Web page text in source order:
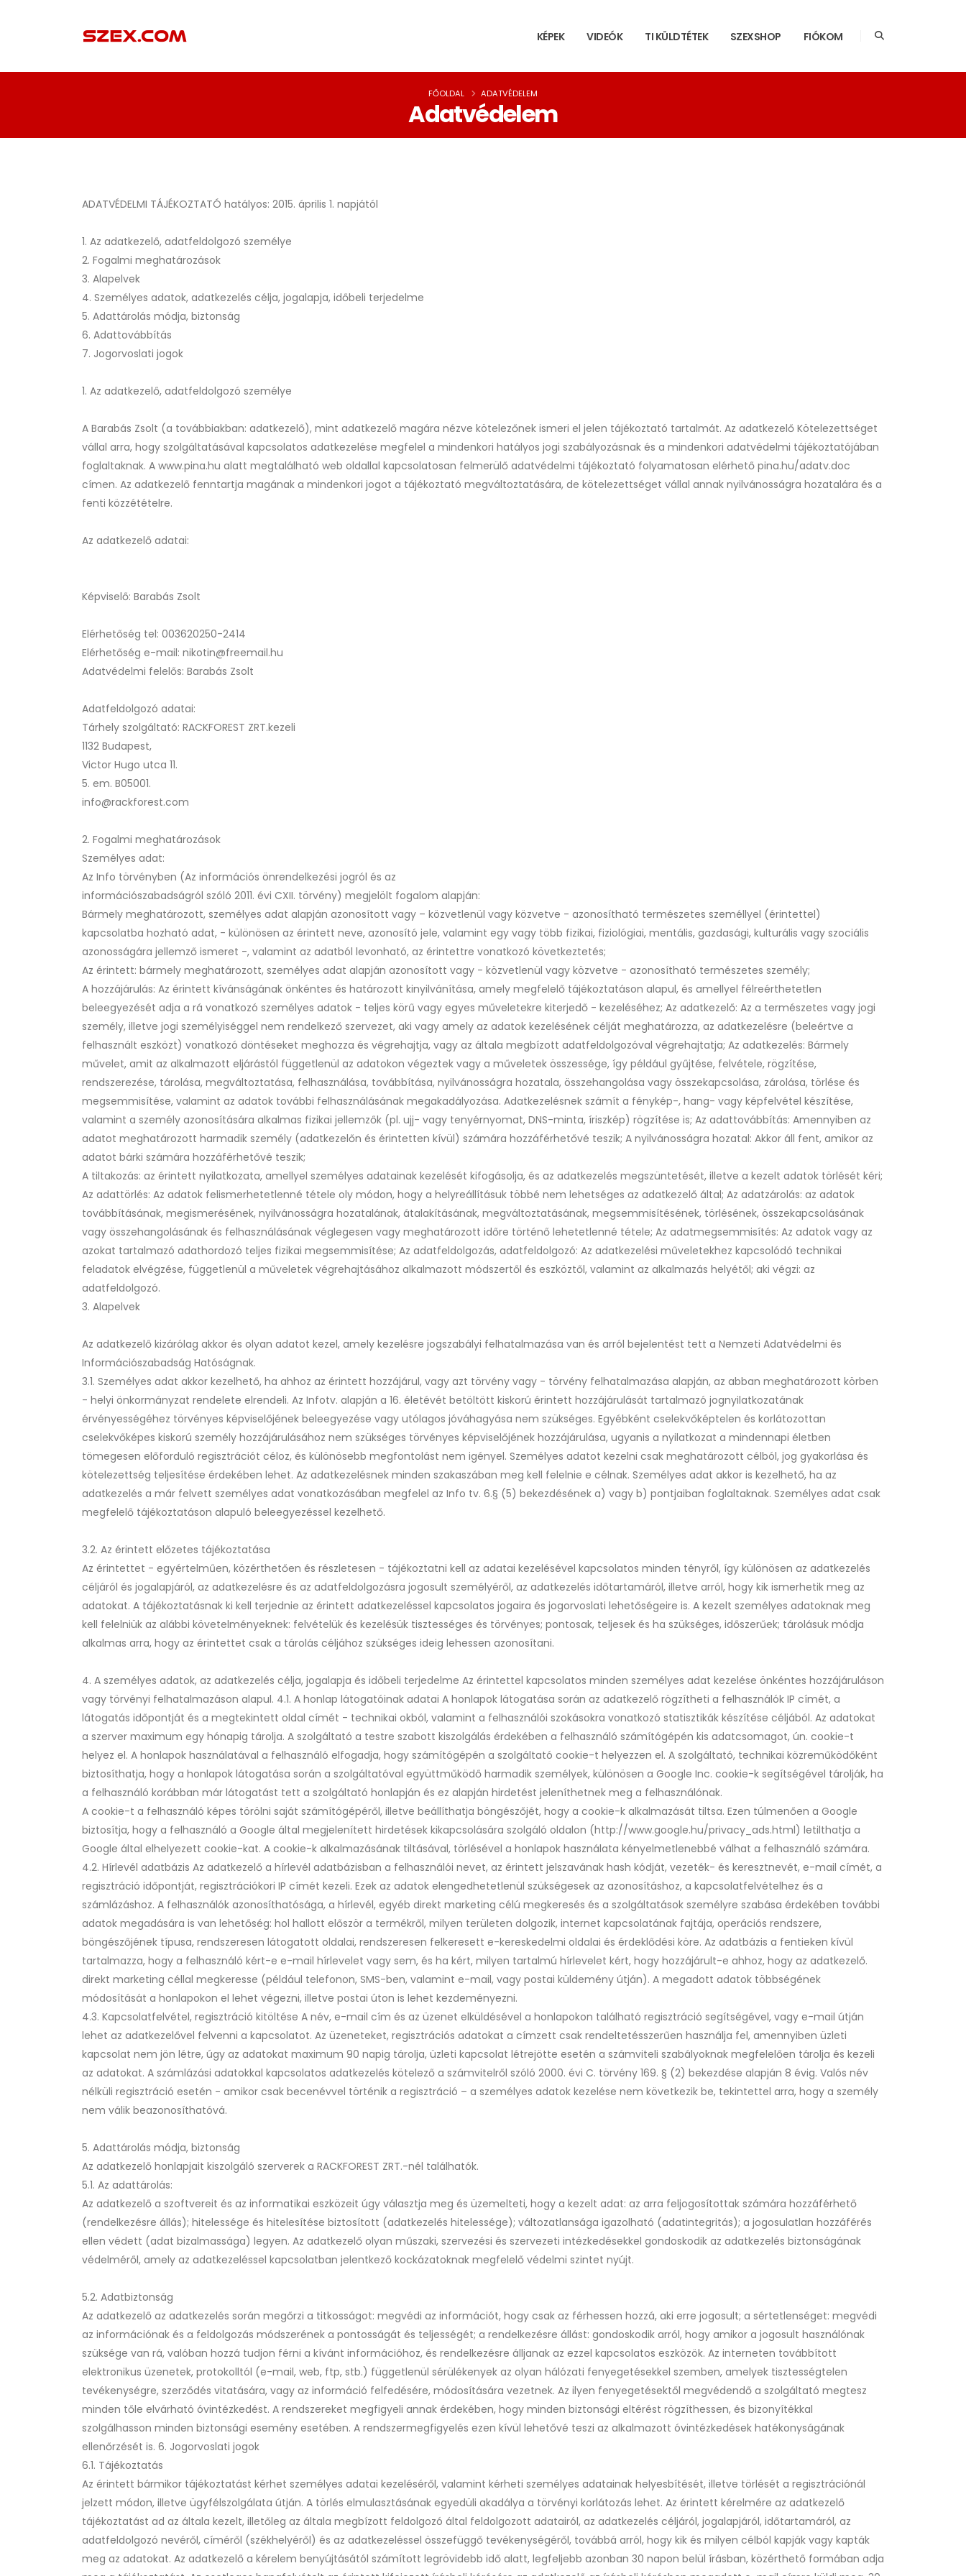
KÉPEK VIDEÓK TI KÜLDTÉTEK SZEXSHOP FIÓKOM
Adatvédelem
FŐOLDAL ADATVÉDELEM
ADATVÉDELMI TÁJÉKOZTATÓ hatályos: 2015. április 1. napjától
1. Az adatkezelő, adatfeldolgozó személye
2. Fogalmi meghatározások
3. Alapelvek
4. Személyes adatok, adatkezelés célja, jogalapja, időbeli terjedelme
5. Adattárolás módja, biztonság
6. Adattovábbítás
7. Jogorvoslati jogok
1. Az adatkezelő, adatfeldolgozó személye
A Barabás Zsolt (a továbbiakban: adatkezelő), mint adatkezelő magára nézve kötelezőnek ismeri el jelen tájékoztató tartalmát. Az adatkezelő Kötelezettséget
vállal arra, hogy szolgáltatásával kapcsolatos adatkezelése megfelel a mindenkori hatályos jogi szabályozásnak és a mindenkori adatvédelmi tájékoztatójában
foglaltaknak. A www.pina.hu alatt megtalálható web oldallal kapcsolatosan felmerülő adatvédelmi tájékoztató folyamatosan elérhető pina.hu/adatv.doc
címen. Az adatkezelő fenntartja magának a mindenkori jogot a tájékoztató megváltoztatására, de kötelezettséget vállal annak nyilvánosságra hozatalára és a
fenti közzétételre.
Az adatkezelő adatai:
Képviselő: Barabás Zsolt
Elérhetőség tel: 003620250-2414
Elérhetőség e-mail: nikotin@freemail.hu
Adatvédelmi felelős: Barabás Zsolt
Adatfeldolgozó adatai:
Tárhely szolgáltató: RACKFOREST ZRT.kezeli
1132 Budapest,
Victor Hugo utca 11.
5. em. B05001.
info@rackforest.com
2. Fogalmi meghatározások
Személyes adat:
Az Info törvényben (Az információs önrendelkezési jogról és az
információszabadságról szóló 2011. évi CXII. törvény) megjelölt fogalom alapján:
Bármely meghatározott, személyes adat alapján azonosított vagy – közvetlenül vagy közvetve - azonosítható természetes személlyel (érintettel)
kapcsolatba hozható adat, - különösen az érintett neve, azonosító jele, valamint egy vagy több fizikai, fiziológiai, mentális, gazdasági, kulturális vagy szociális
azonosságára jellemző ismeret -, valamint az adatból levonható, az érintettre vonatkozó következtetés;
Az érintett: bármely meghatározott, személyes adat alapján azonosított vagy - közvetlenül vagy közvetve - azonosítható természetes személy;
A hozzájárulás: Az érintett kívánságának önkéntes és határozott kinyilvánítása, amely megfelelő tájékoztatáson alapul, és amellyel félreérthetetlen
beleegyezését adja a rá vonatkozó személyes adatok - teljes körű vagy egyes műveletekre kiterjedő - kezeléséhez; Az adatkezelő: Az a természetes vagy jogi
személy, illetve jogi személyiséggel nem rendelkező szervezet, aki vagy amely az adatok kezelésének célját meghatározza, az adatkezelésre (beleértve a
felhasznált eszközt) vonatkozó döntéseket meghozza és végrehajtja, vagy az általa megbízott adatfeldolgozóval végrehajtatja; Az adatkezelés: Bármely
művelet, amit az alkalmazott eljárástól függetlenül az adatokon végeztek vagy a műveletek összessége, így például gyűjtése, felvétele, rögzítése,
rendszerezése, tárolása, megváltoztatása, felhasználása, továbbítása, nyilvánosságra hozatala, összehangolása vagy összekapcsolása, zárolása, törlése és
megsemmisítése, valamint az adatok további felhasználásának megakadályozása. Adatkezelésnek számít a fénykép-, hang- vagy képfelvétel készítése,
valamint a személy azonosítására alkalmas fizikai jellemzők (pl. ujj- vagy tenyérnyomat, DNS-minta, íriszkép) rögzítése is; Az adattovábbítás: Amennyiben az
adatot meghatározott harmadik személy (adatkezelőn és érintetten kívül) számára hozzáférhetővé teszik; A nyilvánosságra hozatal: Akkor áll fent, amikor az
adatot bárki számára hozzáférhetővé teszik;
A tiltakozás: az érintett nyilatkozata, amellyel személyes adatainak kezelését kifogásolja, és az adatkezelés megszüntetését, illetve a kezelt adatok törlését kéri;
Az adattörlés: Az adatok felismerhetetlenné tétele oly módon, hogy a helyreállításuk többé nem lehetséges az adatkezelő által; Az adatzárolás: az adatok
továbbításának, megismerésének, nyilvánosságra hozatalának, átalakításának, megváltoztatásának, megsemmisítésének, törlésének, összekapcsolásának
vagy összehangolásának és felhasználásának véglegesen vagy meghatározott időre történő lehetetlenné tétele; Az adatmegsemmisítés: Az adatok vagy az
azokat tartalmazó adathordozó teljes fizikai megsemmisítése; Az adatfeldolgozás, adatfeldolgozó: Az adatkezelési műveletekhez kapcsolódó technikai
feladatok elvégzése, függetlenül a műveletek végrehajtásához alkalmazott módszertől és eszköztől, valamint az alkalmazás helyétől; aki végzi: az
adatfeldolgozó.
3. Alapelvek
Az adatkezelő kizárólag akkor és olyan adatot kezel, amely kezelésre jogszabályi felhatalmazása van és arról bejelentést tett a Nemzeti Adatvédelmi és
Információszabadság Hatóságnak.
3.1. Személyes adat akkor kezelhető, ha ahhoz az érintett hozzájárul, vagy azt törvény vagy - törvény felhatalmazása alapján, az abban meghatározott körben
- helyi önkormányzat rendelete elrendeli. Az Infotv. alapján a 16. életévét betöltött kiskorú érintett hozzájárulását tartalmazó jognyilatkozatának
érvényességéhez törvényes képviselőjének beleegyezése vagy utólagos jóváhagyása nem szükséges. Egyébként cselekvőképtelen és korlátozottan
cselekvőképes kiskorú személy hozzájárulásához nem szükséges törvényes képviselőjének hozzájárulása, ugyanis a nyilatkozat a mindennapi életben
tömegesen előforduló regisztrációt céloz, és különösebb megfontolást nem igényel. Személyes adatot kezelni csak meghatározott célból, jog gyakorlása és
kötelezettség teljesítése érdekében lehet. Az adatkezelésnek minden szakaszában meg kell felelnie e célnak. Személyes adat akkor is kezelhető, ha az
adatkezelés a már felvett személyes adat vonatkozásában megfelel az Info tv. 6.§ (5) bekezdésének a) vagy b) pontjaiban foglaltaknak. Személyes adat csak
megfelelő tájékoztatáson alapuló beleegyezéssel kezelhető.
3.2. Az érintett előzetes tájékoztatása
Az érintettet - egyértelműen, közérthetően és részletesen - tájékoztatni kell az adatai kezelésével kapcsolatos minden tényről, így különösen az adatkezelés
céljáról és jogalapjáról, az adatkezelésre és az adatfeldolgozásra jogosult személyéről, az adatkezelés időtartamáról, illetve arról, hogy kik ismerhetik meg az
adatokat. A tájékoztatásnak ki kell terjednie az érintett adatkezeléssel kapcsolatos jogaira és jogorvoslati lehetőségeire is. A kezelt személyes adatoknak meg
kell felelniük az alábbi követelményeknek: felvételük és kezelésük tisztességes és törvényes; pontosak, teljesek és ha szükséges, időszerűek; tárolásuk módja
alkalmas arra, hogy az érintettet csak a tárolás céljához szükséges ideig lehessen azonosítani.
4. A személyes adatok, az adatkezelés célja, jogalapja és időbeli terjedelme Az érintettel kapcsolatos minden személyes adat kezelése önkéntes hozzájáruláson
vagy törvényi felhatalmazáson alapul. 4.1. A honlap látogatóinak adatai A honlapok látogatása során az adatkezelő rögzítheti a felhasználók IP címét, a
látogatás időpontját és a megtekintett oldal címét - technikai okból, valamint a felhasználói szokásokra vonatkozó statisztikák készítése céljából. Az adatokat
a szerver maximum egy hónapig tárolja. A szolgáltató a testre szabott kiszolgálás érdekében a felhasználó számítógépén kis adatcsomagot, ún. cookie-t
helyez el. A honlapok használatával a felhasználó elfogadja, hogy számítógépén a szolgáltató cookie-t helyezzen el. A szolgáltató, technikai közreműködőként
biztosíthatja, hogy a honlapok látogatása során a szolgáltatóval együttműködő harmadik személyek, különösen a Google Inc. cookie-k segítségével tárolják, ha
a felhasználó korábban már látogatást tett a szolgáltató honlapján és ez alapján hirdetést jeleníthetnek meg a felhasználónak.
A cookie-t a felhasználó képes törölni saját számítógépéről, illetve beállíthatja böngészőjét, hogy a cookie-k alkalmazását tiltsa. Ezen túlmenően a Google
biztosítja, hogy a felhasználó a Google által megjelenített hirdetések kikapcsolására szolgáló oldalon (http://www.google.hu/privacy_ads.html) letilthatja a
Google által elhelyezett cookie-kat. A cookie-k alkalmazásának tiltásával, törlésével a honlapok használata kényelmetlenebbé válhat a felhasználó számára.
4.2. Hírlevél adatbázis Az adatkezelő a hírlevél adatbázisban a felhasználói nevet, az érintett jelszavának hash kódját, vezeték- és keresztnevét, e-mail címét, a
regisztráció időpontját, regisztrációkori IP címét kezeli. Ezek az adatok elengedhetetlenül szükségesek az azonosításhoz, a kapcsolatfelvételhez és a
számlázáshoz. A felhasználók azonosíthatósága, a hírlevél, egyéb direkt marketing célú megkeresés és a szolgáltatások személyre szabása érdekében további
adatok megadására is van lehetőség: hol hallott először a termékről, milyen területen dolgozik, internet kapcsolatának fajtája, operációs rendszere,
böngészőjének típusa, rendszeresen látogatott oldalai, rendszeresen felkeresett e-kereskedelmi oldalai és érdeklődési köre. Az adatbázis a fentieken kívül
tartalmazza, hogy a felhasználó kért-e e-mail hírlevelet vagy sem, és ha kért, milyen tartalmú hírlevelet kért, hogy hozzájárult-e ahhoz, hogy az adatkezelő.
direkt marketing céllal megkeresse (például telefonon, SMS-ben, valamint e-mail, vagy postai küldemény útján). A megadott adatok többségének
módosítását a honlapokon el lehet végezni, illetve postai úton is lehet kezdeményezni.
4.3. Kapcsolatfelvétel, regisztráció kitöltése A név, e-mail cím és az üzenet elküldésével a honlapokon található regisztráció segítségével, vagy e-mail útján
lehet az adatkezelővel felvenni a kapcsolatot. Az üzeneteket, regisztrációs adatokat a címzett csak rendeltetésszerűen használja fel, amennyiben üzleti
kapcsolat nem jön létre, úgy az adatokat maximum 90 napig tárolja, üzleti kapcsolat létrejötte esetén a számviteli szabályoknak megfelelően tárolja és kezeli
az adatokat. A számlázási adatokkal kapcsolatos adatkezelés kötelező a számvitelről szóló 2000. évi C. törvény 169. § (2) bekezdése alapján 8 évig. Valós név
nélküli regisztráció esetén - amikor csak becenévvel történik a regisztráció – a személyes adatok kezelése nem következik be, tekintettel arra, hogy a személy
nem válik beazonosíthatóvá.
5. Adattárolás módja, biztonság
Az adatkezelő honlapjait kiszolgáló szerverek a RACKFOREST ZRT.-nél találhatók.
5.1. Az adattárolás:
Az adatkezelő a szoftvereit és az informatikai eszközeit úgy választja meg és üzemelteti, hogy a kezelt adat: az arra feljogosítottak számára hozzáférhető
(rendelkezésre állás); hitelessége és hitelesítése biztosított (adatkezelés hitelessége); változatlansága igazolható (adatintegritás); a jogosulatlan hozzáférés
ellen védett (adat bizalmassága) legyen. Az adatkezelő olyan műszaki, szervezési és szervezeti intézkedésekkel gondoskodik az adatkezelés biztonságának
védelméről, amely az adatkezeléssel kapcsolatban jelentkező kockázatoknak megfelelő védelmi szintet nyújt.
5.2. Adatbiztonság
Az adatkezelő az adatkezelés során megőrzi a titkosságot: megvédi az információt, hogy csak az férhessen hozzá, aki erre jogosult; a sértetlenséget: megvédi
az információnak és a feldolgozás módszerének a pontosságát és teljességét; a rendelkezésre állást: gondoskodik arról, hogy amikor a jogosult használónak
szüksége van rá, valóban hozzá tudjon férni a kívánt információhoz, és rendelkezésre álljanak az ezzel kapcsolatos eszközök. Az interneten továbbított
elektronikus üzenetek, protokolltól (e-mail, web, ftp, stb.) függetlenül sérülékenyek az olyan hálózati fenyegetésekkel szemben, amelyek tisztességtelen
tevékenységre, szerződés vitatására, vagy az információ felfedésére, módosítására vezetnek. Az ilyen fenyegetésektől megvédendő a szolgáltató megtesz
minden tőle elvárható óvintézkedést. A rendszereket megfigyeli annak érdekében, hogy minden biztonsági eltérést rögzíthessen, és bizonyítékkal
szolgálhasson minden biztonsági esemény esetében. A rendszermegfigyelés ezen kívül lehetővé teszi az alkalmazott óvintézkedések hatékonyságának
ellenőrzését is. 6. Jogorvoslati jogok
6.1. Tájékoztatás
Az érintett bármikor tájékoztatást kérhet személyes adatai kezeléséről, valamint kérheti személyes adatainak helyesbítését, illetve törlését a regisztrációnál
jelzett módon, illetve ügyfélszolgálata útján. A törlés elmulasztásának egyedüli akadálya a törvényi korlátozás lehet. Az érintett kérelmére az adatkezelő
tájékoztatást ad az általa kezelt, illetőleg az általa megbízott feldolgozó által feldolgozott adatairól, az adatkezelés céljáról, jogalapjáról, időtartamáról, az
adatfeldolgozó nevéről, címéről (székhelyéről) és az adatkezeléssel összefüggő tevékenységéről, továbbá arról, hogy kik és milyen célból kapják vagy kapták
meg az adatokat. Az adatkezelő a kérelem benyújtásától számított legrövidebb idő alatt, legfeljebb azonban 30 napon belül írásban, közérthető formában adja